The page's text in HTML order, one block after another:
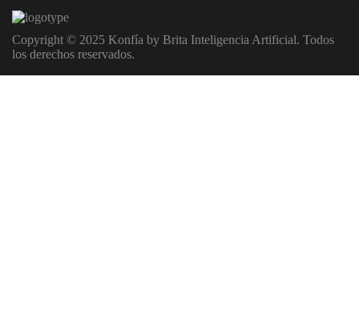
Copyright © 2025 Konfía by Brita Inteligencia Artificial. Todos
los derechos reservados.